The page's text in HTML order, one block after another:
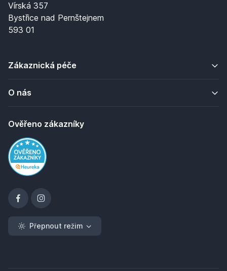
Vírská 357
Bystřice nad Pernštejnem
593 01
Zákaznická péče
O nás
Ověřeno zákazníky
Přepnout režim